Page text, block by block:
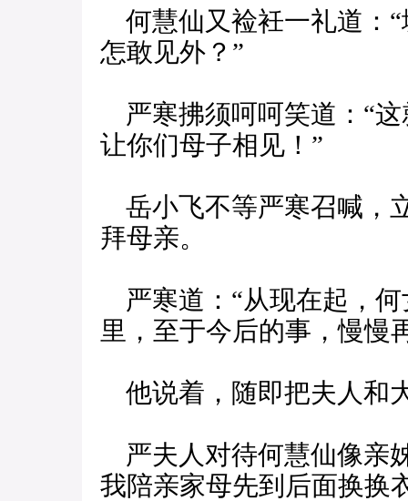
何慧仙又裣衽一礼道：
怎敢见外？”
严寒拂须呵呵笑道：“
让你们母子相见！”
岳小飞不等严寒召喊，
拜母亲。
严寒道：“从现在起，
里，至于今后的事，慢慢
他说着，随即把夫人和
严夫人对待何慧仙像亲
我陪亲家母先到后面换换